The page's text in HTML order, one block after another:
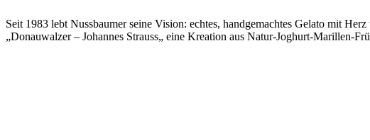
Seit 1983 lebt Nussbaumer seine Vision: echtes, handgemachtes Gelato mit
„Donauwalzer – Johannes Strauss„ eine Kreation aus Natur-Joghurt-Marillen-